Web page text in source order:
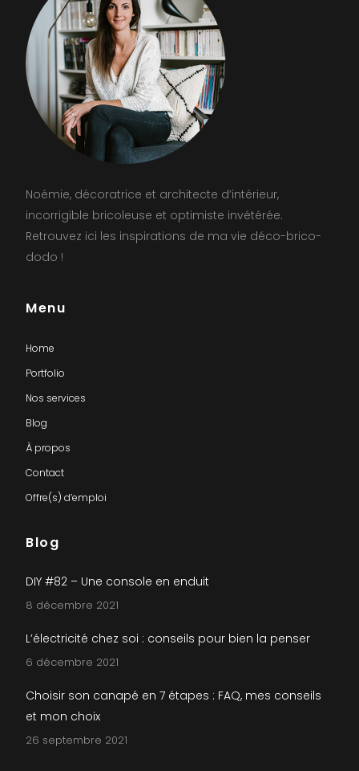
Noémie, décoratrice et architecte d’intérieur,
incorrigible bricoleuse et optimiste invétérée.
Retrouvez ici les inspirations de ma vie déco-brico-
dodo !
Menu
Home
Portfolio
Nos services
Blog
À propos
Contact
Offre(s) d’emploi
Blog
DIY #82 – Une console en enduit
8 décembre 2021
L’électricité chez soi : conseils pour bien la penser
6 décembre 2021
Choisir son canapé en 7 étapes : FAQ, mes conseils
et mon choix
26 septembre 2021